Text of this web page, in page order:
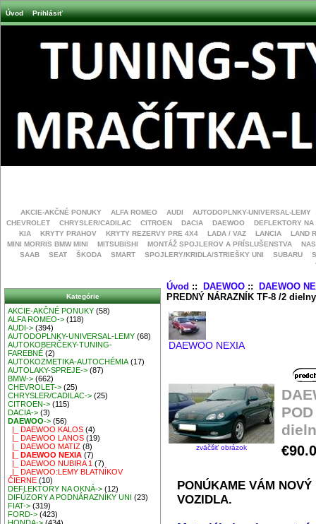
Úvod Prihlásiť
AKCIE-AKČNÉ PONUKY ALFA ROMEO AUDI
AUTODOPLNKY-UNIVERSAL-LEMY
CHEVROLET
CHRYSLER/CADILAC CITROEN DACIA DAEWOO
DEFLEKTORY NA
KIA
KRYTY PRAHOV KRYTY REZERVY PRE 4X4 LADA / VAZ LANCIA
LAND
MINI MORRIS BMW MINI
MITSUBISHI MONTÁŽ SPOJLEROV A PRÍSLUŠENSTVA
SAAB
SEAT ŠKODA SMART SPOJLERY/KRIDLA/STRIEŠKY UNI SUBARU
Kategórie
AKCIE-AKČNÉ PONUKY (58)
ALFA ROMEO-> (118)
AUDI-> (394)
AUTODOPLNKY-UNIVERSAL-LEMY (68)
AUTOKOBERČEKY-TUNING-
FAREBNÉ (2)
AUTOKOZMETIKA-AUTOCHÉMIA (17)
AUTOLAKY-SPREJE-> (87)
BMW-> (662)
CHEVROLET-> (25)
CHRYSLER/CADILAC-> (25)
CITROEN-> (115)
DACIA-> (3)
DAEWOO-> (56)
|_ DAEWOO KALOS (4)
|_ DAEWOO LANOS (19)
|_ DAEWOO MATIZ (8)
|_ DAEWOO NEXIA (7)
|_ DAEWOO NUBIRA 1 (7)
|_ DAEWOO:LEMY BLATNÍKOV
ČIERNE (10)
DEFLEKTORY NA OKNÁ-> (12)
DIFÚZORY A PODNÁRAZNÍKY UNI
(23)
FIAT-> (319)
FORD-> (423)
Úvod :: DAEWOO::
DAEWOO
PREDNÝ NÁRAZNÍK TF-8 /2
DAEWOO NEXIA
zväčšiť obrázok
PONÚKAME VÁM
VOZIDLA.